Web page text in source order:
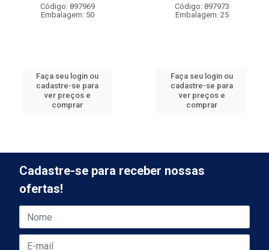
Código: 897969
Embalagem: 50
Faça seu login ou
cadastre-se para
ver preços e
comprar
Código: 897973
Embalagem: 25
Faça seu login ou
cadastre-se para
ver preços e
comprar
Cadastre-se para receber nossas
ofertas!